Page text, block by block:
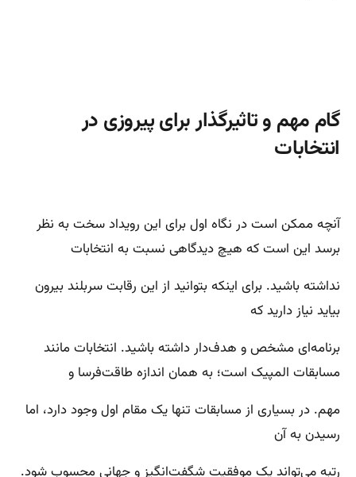
گام مهم و تاثیرگذار برای پیروزی در
انتخابات
آنچه ممکن است در نگاه اول برای این رویداد سخت به نظر
برسد این است که هیچ دیدگاهی نسبت به انتخابات
نداشته باشید. برای اینکه بتوانید از این رقابت سربلند بیرون
بیاید نیاز دارید که
برنامه‌ای مشخص و هدف‌دار داشته باشید. انتخابات مانند
مسابقات المپیک است؛ به همان اندازه طاقت‌فرسا و
مهم. در بسیاری از مسابقات تنها یک مقام اول وجود دارد، اما
رسیدن به آن
رتبه می‌تواند یک موفقیت شگفت‌انگیز و جهانی محسوب شود.